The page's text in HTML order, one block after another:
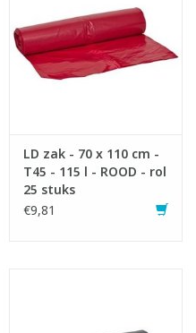
LD zak - 70 x 110 cm -
T45 - 115 l - ROOD - rol
25 stuks
€9,81